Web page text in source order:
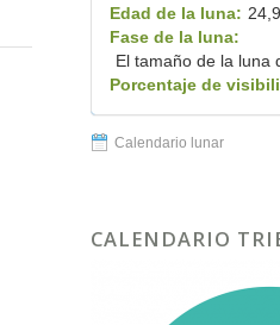
Edad de la luna:
Fase de la luna:
El tamaño de la luna
Porcentaje de
Calendario lunar
CALENDARIO